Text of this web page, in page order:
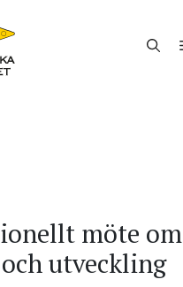
möte om
utveckling